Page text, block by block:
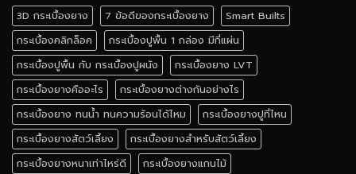
3D กระเบื้องยาง 7 ข้อดีของกระเบื้องยาง
Smart Builts
กระเบื้องคลิกล็อค
กระเบื้องปูพื้น 1 กล่อง มีกี่แผ่น
กระเบื้องปูพื้น กับ กระเบื้องปูผนัง
กระเบื้องยาง LVT
กระเบื้องยางคืออะไร
กระเบื้องยางต่างกันอย่างไร
กระเบื้องยาง ทนน้ำ ทนความร้อนได้ไหม
กระเบื้องยางปูที่ไหน
กระเบื้องยางสัตว์เลี้ยง
กระเบื้องยางสำหรับสัตว์เลี้ยง
กระเบื้องยางหนาเท่าไหร่ดี
กระเบื้องยางแกนไม้